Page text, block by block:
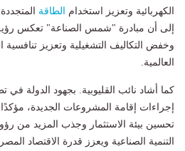
الكهربائية وتعزيز استخدام الطاقة
إلى أن مبادرة "شمس الصناعة" تعكس رؤية
وخفض التكاليف التشغيلية وتعزيز
العالمية.
كما أشاد نائب القليوبية. بجهود الدولة في
إجراءات إقامة المشروعات الجديدة،
تحسين بيئة الاستثمار وجذب المزيد من
التنمية الصناعية ويعزز قدرة الاقتصاد